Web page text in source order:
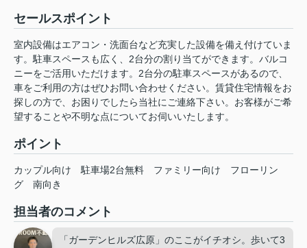
セールスポイント
室内設備はエアコン・洗面台など充実した設備を備え付けていま
す。駐車スペースも広く、2台分の割り当てができます。バルコ
ニーをご活用いただけます。2台分の駐車スペースがあるので、
車をご利用の方はぜひお問い合わせください。賃貸住宅情報をお
探しの方で、お困りでしたら当社にご連絡下さい。お客様がご希
望することや不明な点についてお伺いいたします。
ポイント
カップル向け 駐車場2台無料 ファミリー向け
フローリン
グ
南向き
担当者のコメント
「ガーデンヒルズ広原」のここがイチオシ。歩いて3